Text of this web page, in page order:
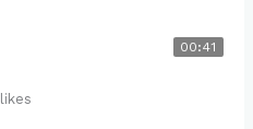
00:41
likes